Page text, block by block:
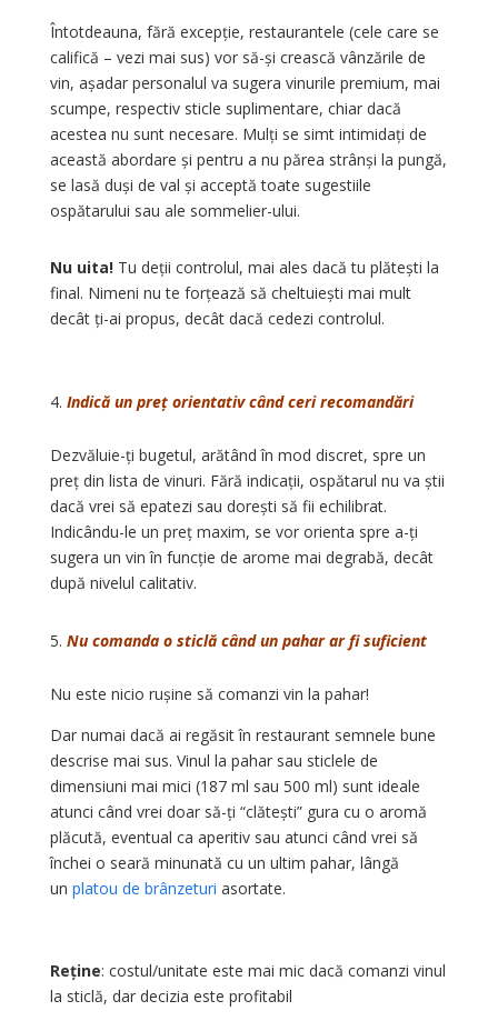
Întotdeauna, fără excepție, restaurantele (cele care se
califică – vezi mai sus) vor să-și crească vânzările de
vin, așadar personalul va sugera vinurile premium, mai
scumpe, respectiv sticle suplimentare, chiar dacă
acestea nu sunt necesare. Mulți se simt intimidați de
această abordare și pentru a nu părea strânși la pungă,
se lasă duși de val și acceptă toate sugestiile
ospătarului sau ale sommelier-ului.
Nu uita!Tu deții controlul, mai ales dacă tu plătești la
final. Nimeni nu te forțează să cheltuiești mai mult
decât ți-ai propus, decât dacă cedezi controlul.
Indică un preț orientativ când ceri recomandări
Dezvăluie-ți bugetul, arătând în mod discret, spre un
preț din lista de vinuri. Fără indicații, ospătarul nu va știi
dacă vrei să epatezi sau dorești să fii echilibrat.
Indicându-le un preț maxim, se vor orienta spre a-ți
sugera un vin în funcție de arome mai degrabă, decât
după nivelul calitativ.
Nu comanda o sticlă când un pahar ar fi suficient
Nu este nicio rușine să comanzi vin la pahar!
Dar numai dacă ai regăsit în restaurant semnele bune
descrise mai sus. Vinul la pahar sau sticlele de
dimensiuni mai mici (187 ml sau 500 ml) sunt ideale
atunci când vrei doar să-ți “clătești” gura cu o aromă
plăcută, eventual ca aperitiv sau atunci când vrei să
închei o seară minunată cu un ultim pahar, lângă
un platou de brânzeturi asortate.
Reține: costul/unitate este mai mic dacă comanzi vinul
la sticlă, dar decizia este profitabil